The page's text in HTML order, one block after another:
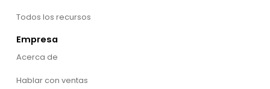
Todos los recursos
Empresa
Acerca de
Hablar con ventas